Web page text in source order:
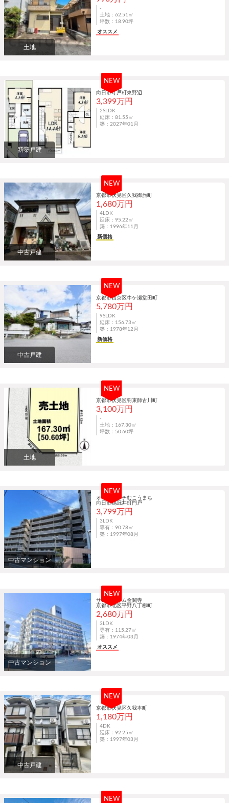
土地
-
土地：62.51㎡
坪数：18.90坪
オススメ
NEW
新築戸建
向日市寺戸町東野辺
3,399万円
2SLDK
延床：81.55㎡
築：2027年01月
NEW
中古戸建
京都市伏見区久我御旅町
1,680万円
4LDK
延床：95.22㎡
築：1996年11月
新価格
NEW
中古戸建
京都市西京区牛ケ瀬堂田町
5,780万円
9SLDK
延床：156.73㎡
築：1978年12月
新価格
NEW
土地
京都市伏見区羽束師古川町
3,100万円
-
土地：167.30㎡
坪数：50.60坪
NEW
中古マンション
オークリッチむこうまち
向日市鶏冠井町門戸
3,799万円
3LDK
専有：90.78㎡
築：1997年08月
NEW
中古マンション
サニーハイム金閣寺
京都市北区平野八丁柳町
2,680万円
3LDK
専有：115.27㎡
築：1974年03月
オススメ
NEW
中古戸建
京都市伏見区久我本町
1,180万円
4DK
延床：92.25㎡
築：1997年03月
NEW